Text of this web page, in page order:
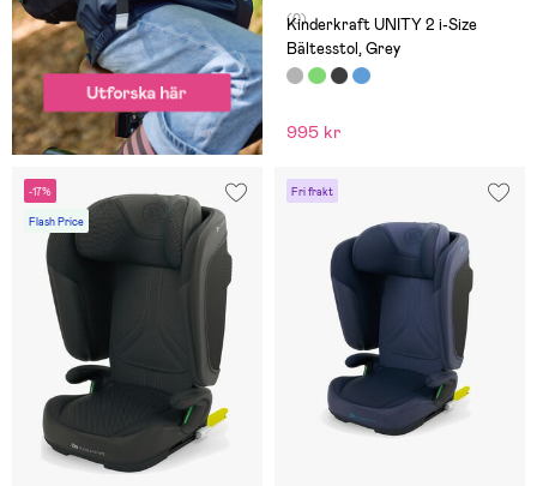
(0)
Kinderkraft UNITY 2 i-Size
Bältesstol, Grey
995 kr
-17%
Flash Price
Fri frakt